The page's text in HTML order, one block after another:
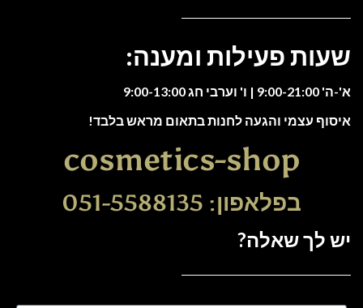
שעות פעילות ומענה:
א'-ה' 9:00-21:00 | ו' וערבי חג 9:00-13:00
איסוף עצמי והגעה לחנות בתאום מראש בלבד!
cosmetics-shop
בפלאפון: 051-5588135
יש לך שאלה?